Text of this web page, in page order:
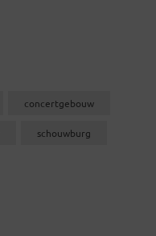
concertgebouw
schouwburg